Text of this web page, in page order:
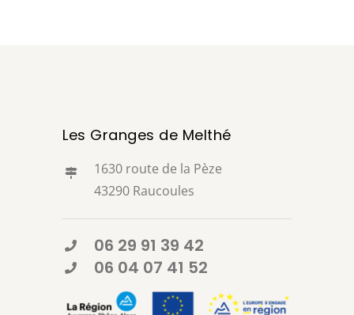
Les Granges de Melthé
1630 route de la Pèze
43290 Raucoules
06 29 91 39 42
06 04 07 41 52